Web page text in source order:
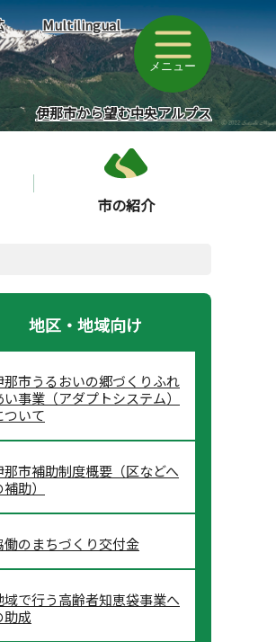
Multilingual
メニュー
伊那市から望む中央アルプス
市の紹介
地区・地域向け
那市うるおいの郷づくりふれ
い事業（アダプトシステム）
ついて
那市補助制度概要（区などへ
助）
働のまちづくり交付金
域で行う高齢者知恵袋事業へ
助成